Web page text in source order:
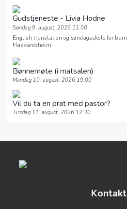
Gudstjeneste - Livia Hodne
Søndag 9. august, 2026 11:00
English translation og søndagsskole for
Haavardsholm
Bønnemøte (i matsalen)
Mandag 10. august, 2026 19:00
Vil du ta en prat med pastor?
Tirsdag 11. august, 2026 12:30
Kontakt